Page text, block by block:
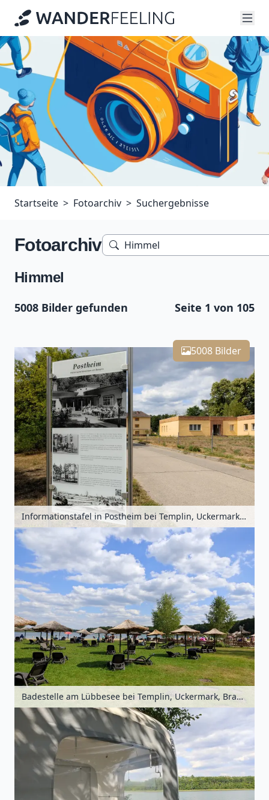
Startseite Fotoarchiv Suchergebnisse
Fotoarchiv
Himmel
5008 Bilder gefunden Seite 1 von 105
Zoomen mit Strg+Mausrad
+
−
5008 Bilder
Informationstafel in Postheim bei Templin, Uckermark, Brandenburg, Deutschland
Badestelle am Lübbesee bei Templin, Uckermark, Brandenburg, Deutschland